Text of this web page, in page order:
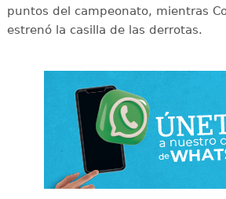
puntos del campeonato, mientras
estrenó la casilla de las derrotas.